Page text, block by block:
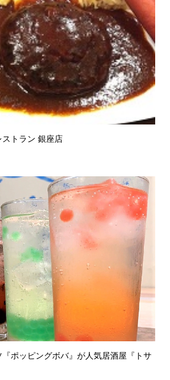
ストラン 銀座店
ポッピングボバ』が人気居酒屋『トサ